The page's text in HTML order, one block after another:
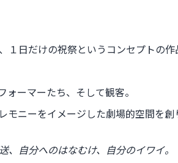
１日だけの祝祭というコンセプトの
ーマーたち、そして観客。
ニーをイメージした劇場的空間を創
自分へのはなむけ、自分のイワイ。